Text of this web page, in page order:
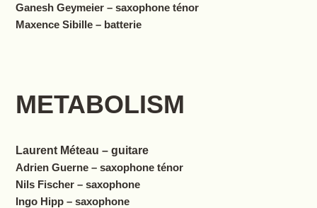
Ganesh Geymeier – saxophone ténor
Maxence Sibille – batterie
METABOLISM
Laurent Méteau – guitare
Adrien Guerne – saxophone ténor
Nils Fischer – saxophone
Ingo Hipp – saxophone